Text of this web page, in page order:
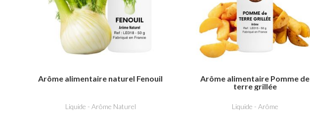
Arôme alimentaire naturel Fenouil
Liquide - Arôme Naturel
Arôme alimentaire Pomme de
terre grillée
Liquide - Arôme